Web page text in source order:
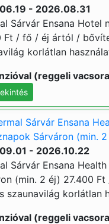
- 2026.08.31
Sárvár Ensana Hotel
Ft / fő / éj ártól /
korlátlan
(reggeli
Sárvár Ensana
Sárváron (min. 2
- 2026.10.22
Sárvár Ensana
(min. 2 éj) 27.400
szaunavilág korlátlan
(reggeli